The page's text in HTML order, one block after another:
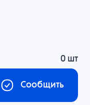
0 шт
Сообщить